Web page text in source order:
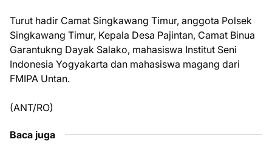
Turut hadir Camat Singkawang Timur, anggota Polsek
Singkawang Timur, Kepala Desa Pajintan, Camat Binua
Garantukng Dayak Salako, mahasiswa Institut Seni
Indonesia Yogyakarta dan mahasiswa magang dari
FMIPA Untan.
(ANT/RO)
Baca juga